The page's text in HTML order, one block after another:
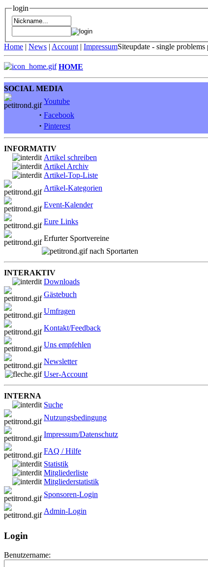
login
Home | News | Account | ImpressumSiteupdate - single
HOME
SOCIAL MEDIA
Youtube
· Facebook
· Pinterest
INFORMATIV
Artikel schreiben
Artikel Archiv
Artikel-Top-Liste
Artikel-Kategorien
Event-Kalender
Eure Links
Erfurter Sportvereine
nach Sportarten
INTERAKTIV
Downloads
Gästebuch
Umfragen
Kontakt/Feedback
Uns empfehlen
Newsletter
User-Account
INTERNA
Suche
Nutzungsbedingung
Impressum/Datenschutz
FAQ / Hilfe
Statistik
Mitgliederliste
Mitgliederstatistik
Sponsoren-Login
Admin-Login
Login
Benutzername: